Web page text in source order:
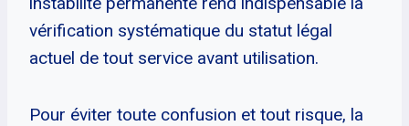
vérification systématique du statut légal
actuel de tout service avant utilisation.
Pour éviter toute confusion et tout risque, la